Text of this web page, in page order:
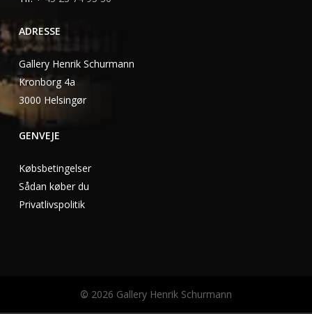
ADRESSE
Gallery Henrik Schurmann
Kronborg 4a
3000 Helsingør
GENVEJE
Købsbetingelser
Sådan køber du
Privatlivspolitik
© 2026 Gallery Henrik Schurmann